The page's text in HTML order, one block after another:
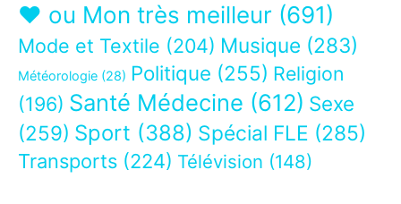
❤ ou Mon très meilleur (691)
Mode et Textile (204) Musique (283)
Météorologie (28) Politique (255) Religion
(196) Santé Médecine (612) Sexe
(259) Sport (388) Spécial FLE (285)
Transports (224) Télévision (148)